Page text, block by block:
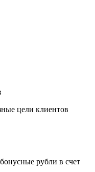
цели клиентов
рубли в счет